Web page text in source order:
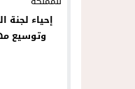
إحياء لجنة
وتوسيع